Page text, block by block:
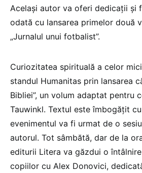
Același autor va oferi dedicații și
odată cu lansarea primelor două
„Jurnalul unui fotbalist”.
Curiozitatea spirituală a celor
standul Humanitas prin lansarea
Bibliei”, un volum adaptat pentru
Tauwinkl. Textul este îmbogățit
evenimentul va fi urmat de o
autorul. Tot sâmbătă, dar de la
editurii Litera va găzdui o
copiilor cu Alex Donovici,